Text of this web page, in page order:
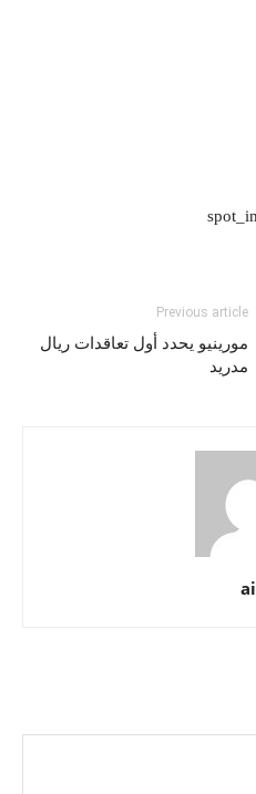
Previous article
مورينيو يحدد أول تعاقدات ريال
مدريد
ai